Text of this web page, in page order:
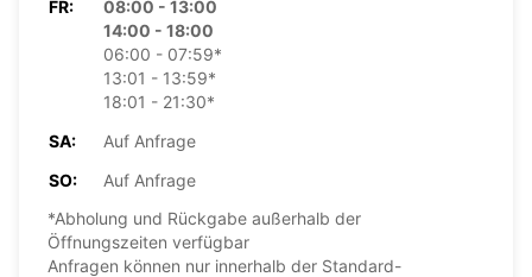
FR:
08:00 - 13:00
14:00 - 18:00
06:00 - 07:59*
13:01 - 13:59*
18:01 - 21:30*
SA:
Auf Anfrage
SO:
Auf Anfrage
*Abholung und Rückgabe außerhalb der
Öffnungszeiten verfügbar
Anfragen können nur innerhalb der Standard-